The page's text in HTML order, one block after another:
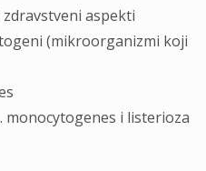
aspekti
(mikroorganizmi koji
monocytogenes i listerioza